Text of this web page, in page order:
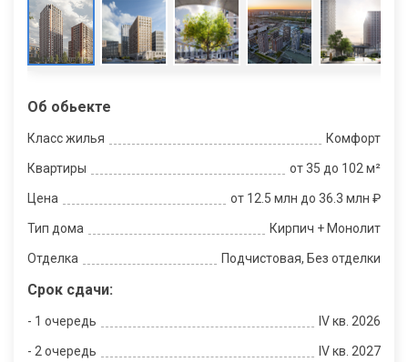
Об обьекте
Класс жилья Комфорт
Квартиры от 35 до 102 м²
Цена от 12.5 млн до 36.3 млн ₽
Тип дома Кирпич + Монолит
Отделка Подчистовая, Без отделки
Срок сдачи:
- 1 очередь IV кв. 2026
- 2 очередь IV кв. 2027